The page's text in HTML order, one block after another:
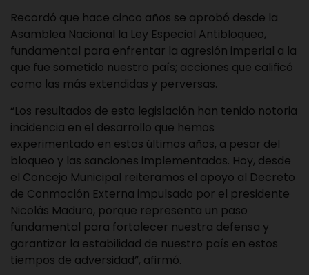
Recordó que hace cinco años se aprobó desde la
Asamblea Nacional la Ley Especial Antibloqueo,
fundamental para enfrentar la agresión imperial a la
que fue sometido nuestro país; acciones que calificó
como las más extendidas y perversas.
“Los resultados de esta legislación han tenido notoria
incidencia en el desarrollo que hemos
experimentado en estos últimos años, a pesar del
bloqueo y las sanciones implementadas. Hoy, desde
el Concejo Municipal reiteramos el apoyo al Decreto
de Conmoción Externa impulsado por el presidente
Nicolás Maduro, porque representa un paso
fundamental para fortalecer nuestra defensa y
garantizar la estabilidad de nuestro país en estos
tiempos de adversidad”, afirmó.